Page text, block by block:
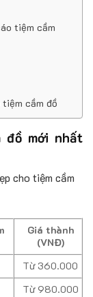
tiệm cầm
cầm đồ
đồ mới nhất
cho tiệm cầm
Giá thành
(VNĐ)
Từ 360.000
Từ 980.000